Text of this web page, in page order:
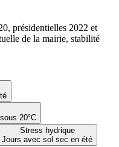
20°C
Stress hydrique
Jours avec sol sec en été
présidentielles 2022 et
de la mairie, stabilité